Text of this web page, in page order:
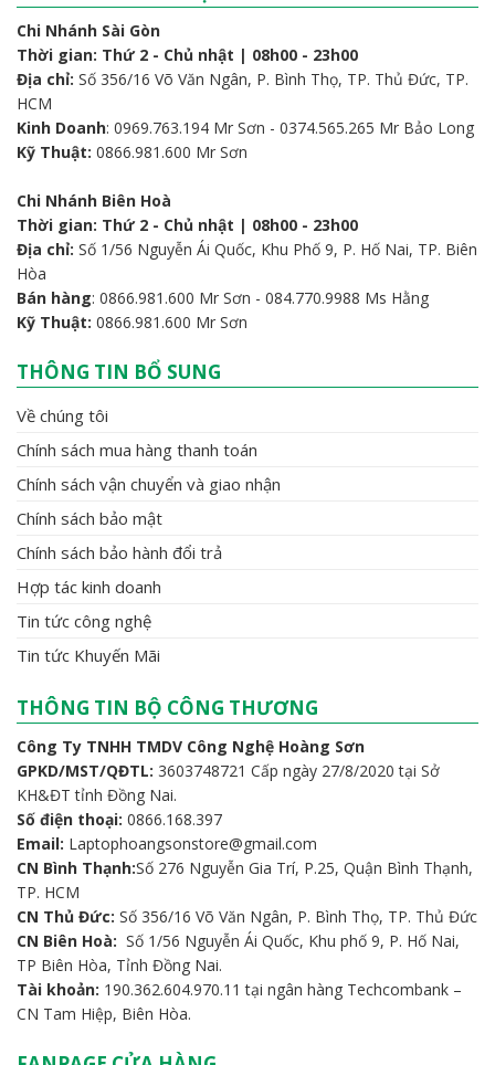
Chi Nhánh Sài Gòn
Thời gian: Thứ 2 - Chủ nhật | 08h00 - 23h00
Địa chỉ: Số 356/16 Võ Văn Ngân, P. Bình Thọ, TP. Thủ Đức, TP.
HCM
Kinh Doanh: 0969.763.194 Mr Sơn - 0374.565.265 Mr Bảo Long
Kỹ Thuật: 0866.981.600 Mr Sơn
Chi Nhánh Biên Hoà
Thời gian: Thứ 2 - Chủ nhật | 08h00 - 23h00
Địa chỉ: Số 1/56 Nguyễn Ái Quốc, Khu Phố 9, P. Hố Nai, TP. Biên
Hòa
Bán hàng: 0866.981.600 Mr Sơn - 084.770.9988 Ms Hằng
Kỹ Thuật: 0866.981.600 Mr Sơn
THÔNG TIN BỔ SUNG
Về chúng tôi
Chính sách mua hàng thanh toán
Chính sách vận chuyển và giao nhận
Chính sách bảo mật
Chính sách bảo hành đổi trả
Hợp tác kinh doanh
Tin tức công nghệ
Tin tức Khuyến Mãi
THÔNG TIN BỘ CÔNG THƯƠNG
Công Ty TNHH TMDV Công Nghệ Hoàng Sơn
GPKD/MST/QĐTL: 3603748721 Cấp ngày 27/8/2020 tại Sở
KH&ĐT tỉnh Đồng Nai.
Số điện thoại: 0866.168.397
Email: Laptophoangsonstore@gmail.com
CN Bình Thạnh:Số 276 Nguyễn Gia Trí, P.25, Quận Bình Thạnh,
TP. HCM
CN Thủ Đức: Số 356/16 Võ Văn Ngân, P. Bình Thọ, TP. Thủ Đức
CN Biên Hoà: Số 1/56 Nguyễn Ái Quốc, Khu phố 9, P. Hố Nai,
TP Biên Hòa, Tỉnh Đồng Nai.
Tài khoản: 190.362.604.970.11 tại ngân hàng Techcombank –
CN Tam Hiệp, Biên Hòa.